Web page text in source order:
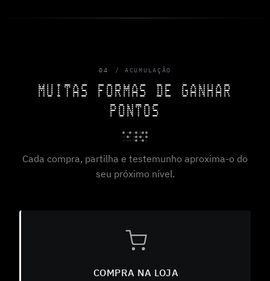
04 ACUMULAÇÃO
MUITAS FORMAS DE GANHAR
PONTOS
Cada compra, partilha e testemunho aproxima-o do
seu próximo nível.
COMPRA NA LOJA